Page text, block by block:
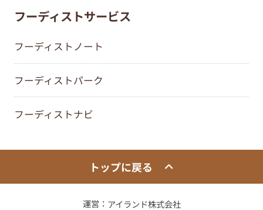
フーディストサービス
フーディストノート
フーディストパーク
フーディストナビ
トップに戻る
運営： アイランド株式会社